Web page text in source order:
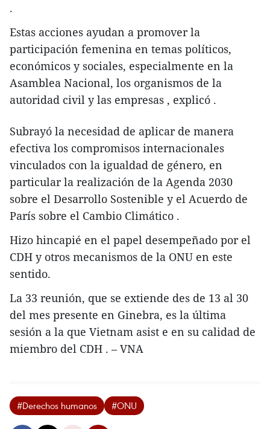
.
Estas acciones ayudan a promover la
participación femenina en temas políticos,
económicos y sociales, especialmente en la
Asamblea Nacional, los organismos de la
autoridad civil y las empresas , explicó .
Subrayó la necesidad de aplicar de manera
efectiva los compromisos internacionales
vinculados con la igualdad de género, en
particular la realización de la Agenda 2030
sobre el Desarrollo Sostenible y el Acuerdo de
París sobre el Cambio Climático .
Hizo hincapié en el papel desempeñado por el
CDH y otros mecanismos de la ONU en este
sentido.
La 33 reunión, que se extiende des de 13 al 30
del mes presente en Ginebra, es la última
sesión a la que Vietnam asist e en su calidad de
miembro del CDH . – VNA
#Derechos humanos #ONU